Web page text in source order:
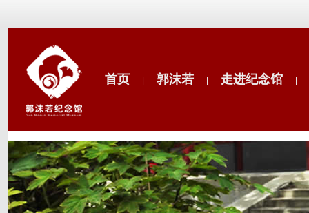
首页 郭沫若 走进纪念馆